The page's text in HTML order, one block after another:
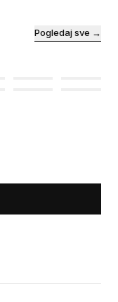
Pogledaj sve →